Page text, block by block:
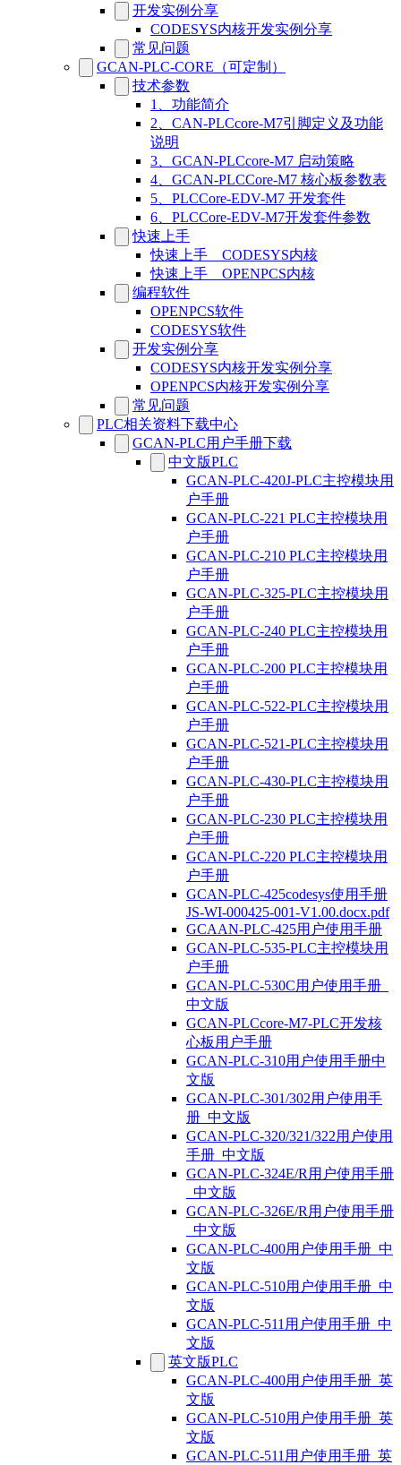
开发实例分享
CODESYS内核开发实例分享
常见问题
GCAN-PLC-CORE（可定制）
技术参数
1、功能简介
2、CAN-PLCcore-M7引脚定义及功能
说明
3、GCAN-PLCcore-M7 启动策略
4、GCAN-PLCCore-M7 核心板参数表
5、PLCCore-EDV-M7 开发套件
6、PLCCore-EDV-M7开发套件参数
快速上手
快速上手__CODESYS内核
快速上手__OPENPCS内核
编程软件
OPENPCS软件
CODESYS软件
开发实例分享
CODESYS内核开发实例分享
OPENPCS内核开发实例分享
常见问题
PLC相关资料下载中心
GCAN-PLC用户手册下载
中文版PLC
GCAN-PLC-420J-PLC主控模块用
户手册
GCAN-PLC-221 PLC主控模块用
户手册
GCAN-PLC-210 PLC主控模块用
户手册
GCAN-PLC-325-PLC主控模块用
户手册
GCAN-PLC-240 PLC主控模块用
户手册
GCAN-PLC-200 PLC主控模块用
户手册
GCAN-PLC-522-PLC主控模块用
户手册
GCAN-PLC-521-PLC主控模块用
户手册
GCAN-PLC-430-PLC主控模块用
户手册
GCAN-PLC-230 PLC主控模块用
户手册
GCAN-PLC-220 PLC主控模块用
户手册
GCAN-PLC-425codesys使用手册
JS-WI-000425-001-V1.00.docx.pdf
GCAAN-PLC-425用户使用手册
GCAN-PLC-535-PLC主控模块用
户手册
GCAN-PLC-530C用户使用手册_
中文版
GCAN-PLCcore-M7-PLC开发核
心板用户手册
GCAN-PLC-310用户使用手册中
文版
GCAN-PLC-301/302用户使用手
册_中文版
GCAN-PLC-320/321/322用户使用
手册_中文版
GCAN-PLC-324E/R用户使用手册
_中文版
GCAN-PLC-326E/R用户使用手册
_中文版
GCAN-PLC-400用户使用手册_中
文版
GCAN-PLC-510用户使用手册_中
文版
GCAN-PLC-511用户使用手册_中
文版
英文版PLC
GCAN-PLC-400用户使用手册_英
文版
GCAN-PLC-510用户使用手册_英
文版
GCAN-PLC-511用户使用手册_英